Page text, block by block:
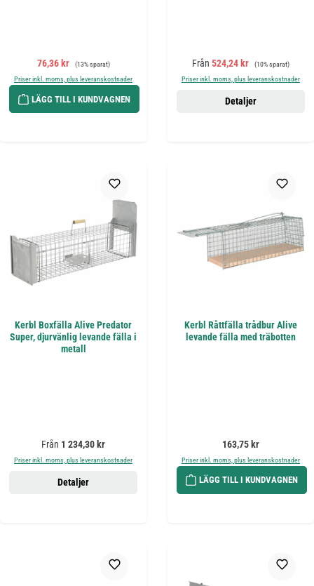
Försäljningspris:
76,36 kr Ordinarie pris:
(13% sparat)
Priser inkl. moms, plus leveranskostnader
LÄGG TILL I KUNDVAGNEN
Försäljningspris:
Från 524,24 kr Ordinarie pris:
(10% sparat)
Priser inkl. moms, plus leveranskostnader
Detaljer
Kerbl Boxfälla Alive Predator
Super, djurvänlig levande fälla i
metall
Ordinarie pris:
Från 1 234,30 kr
Priser inkl. moms, plus leveranskostnader
Detaljer
Kerbl Råttfälla trådbur Alive
levande fälla med träbotten
Ordinarie pris:
163,75 kr
Priser inkl. moms, plus leveranskostnader
LÄGG TILL I KUNDVAGNEN